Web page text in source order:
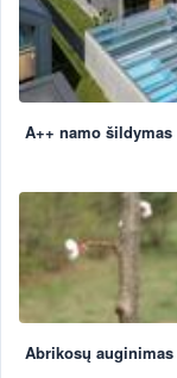
A++ namo šildymas
Abrikosų auginimas